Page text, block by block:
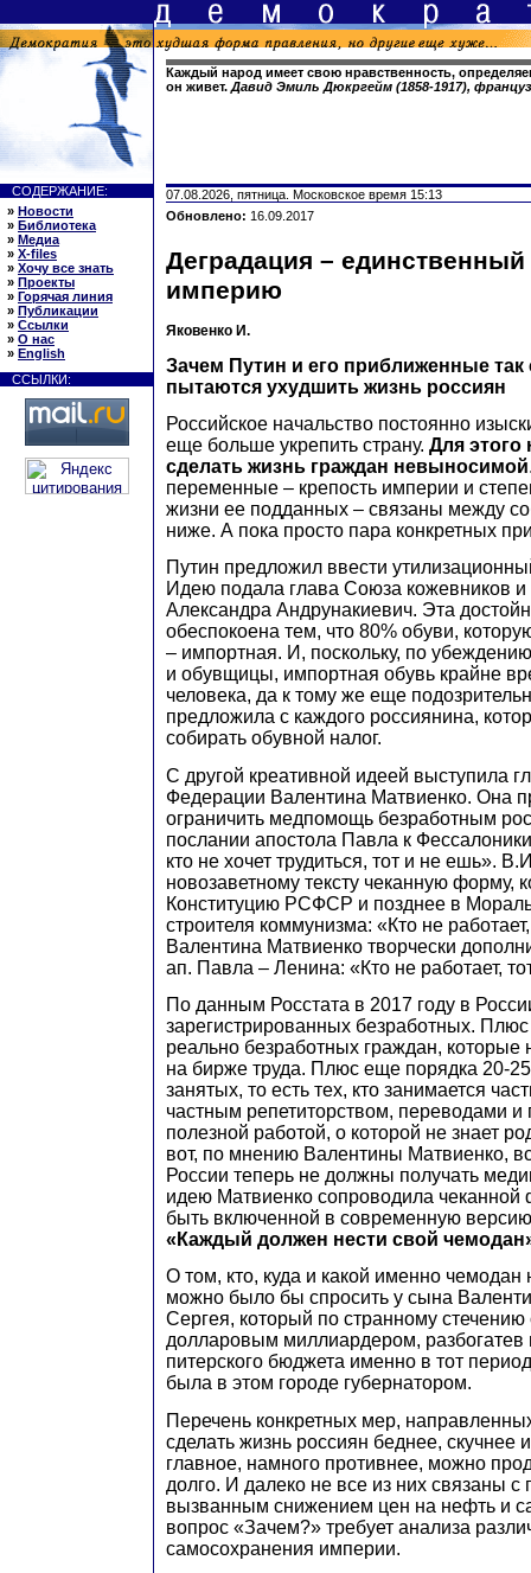
Каждый народ имеет свою нравственность,
он живет. Давид Эмиль Дюкргейм (1858-1917),
СОДЕРЖАНИЕ:
» Новости
» Библиотека
» Медиа
» X-files
» Хочу все знать
» Проекты
» Горячая линия
» Публикации
» Ссылки
» О нас
» English
ССЫЛКИ:
07.08.2026, пятница. Московское время 15:13
Обновлено: 16.09.2017
Деградация –
империю
Яковенко И.
Зачем Путин и его приближенные так
пытаются ухудшить жизнь россиян
Российское начальство постоянно
еще больше укрепить страну. Для этого
сделать жизнь граждан невыносимой
переменные – крепость империи и
жизни ее подданных – связаны между
ниже. А пока просто пара конкретных
Путин предложил ввести
Идею подала глава Союза кожевников
Александра Андрунакиевич. Эта
обеспокоена тем, что 80% обуви,
– импортная. И, поскольку, по
и обувщицы, импортная обувь крайне
человека, да к тому же еще
предложила с каждого россиянина,
собирать обувной налог.
С другой креативной идеей выступила
Федерации Валентина Матвиенко. Она
ограничить медпомощь безработным
послании апостола Павла к
кто не хочет трудиться, тот и не ешь».
новозаветному тексту чеканную форму,
Конституцию РСФСР и позднее в
строителя коммунизма: «Кто не
Валентина Матвиенко творчески
ап. Павла – Ленина: «Кто не работает,
По данным Росстата в 2017 году в
зарегистрированных безработных.
реально безработных граждан, которые
на бирже труда. Плюс еще порядка 20-
занятых, то есть тех, кто занимается
частным репетиторством, переводами и
полезной работой, о которой не знает
вот, по мнению Валентины Матвиенко,
России теперь не должны получать
идею Матвиенко сопроводила чеканной
быть включенной в современную
«Каждый должен нести свой
О том, кто, куда и какой именно чемодан
можно было бы спросить у сына
Сергея, который по странному стечению
долларовым миллиардером, разбогатев
питерского бюджета именно в тот
была в этом городе губернатором.
Перечень конкретных мер,
сделать жизнь россиян беднее, скучнее
главное, намного противнее, можно
долго. И далеко не все из них связаны
вызванным снижением цен на нефть и
вопрос «Зачем?» требует анализа
самосохранения империи.